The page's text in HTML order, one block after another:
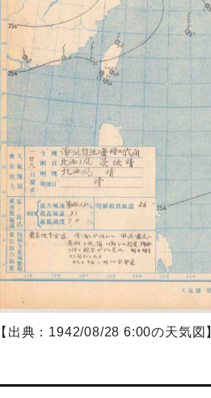
【出典：1942/08/28 6:00の天気図